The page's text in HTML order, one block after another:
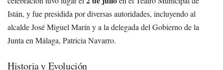
Istán, y fue presidida por diversas autoridades, incluyendo al
alcalde José Miguel Marín y a la delegada del Gobierno de la
Junta en Málaga, Patricia Navarro.
Historia y Evolución